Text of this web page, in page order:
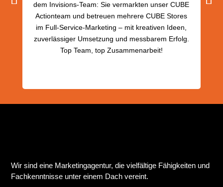
dem Invisions-Team: Sie vermarkten unser CUBE
Actionteam und betreuen mehrere CUBE Stores
im Full-Service-Marketing – mit kreativen Ideen,
zuverlässiger Umsetzung und messbarem Erfolg.
Top Team, top Zusammenarbeit!
Wir sind eine Marketingagentur, die vielfältige Fähigkeiten und
Fachkenntnisse unter einem Dach vereint.